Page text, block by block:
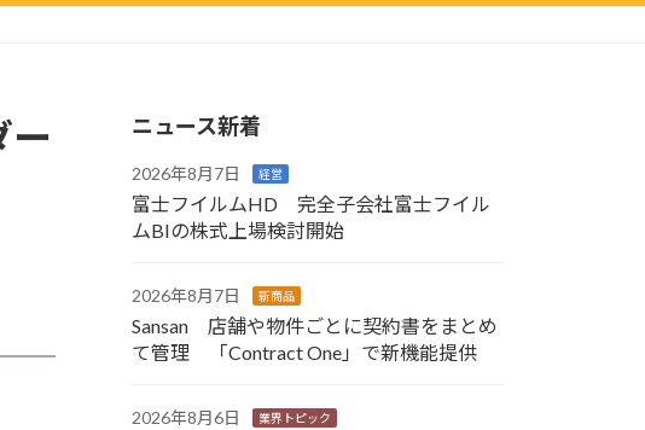
ニュース新着
2026年8月7日 経営
富士フイルムHD 完全子会社富士フイル
ムBIの株式上場検討開始
2026年8月7日 新商品
Sansan 店舗や物件ごとに契約書をまとめ
て管理 「Contract One」で新機能提供
2026年8月6日 業界トピック